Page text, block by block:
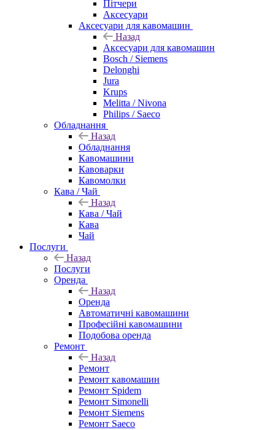
Пітчери
Аксесуари
Аксесуари для кавомашин
Назад
Аксесуари для кавомашин
Bosch / Siemens
Delonghi
Jura
Krups
Melitta / Nivona
Philips / Saeco
Обладнання
Назад
Обладнання
Кавомашини
Кавоварки
Кавомолки
Кава / Чай
Назад
Кава / Чай
Кава
Чай
Послуги
Назад
Послуги
Оренда
Назад
Оренда
Автоматичні кавомашини
Професійні кавомашини
Подобова оренда
Ремонт
Назад
Ремонт
Ремонт кавомашин
Ремонт Spidem
Ремонт Simonelli
Ремонт Siemens
Ремонт Saeco